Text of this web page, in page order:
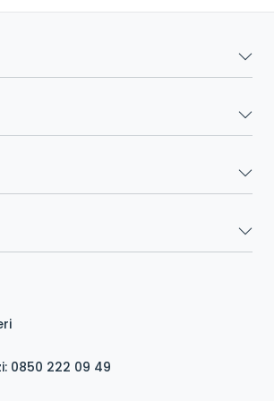
0850 222 09 49